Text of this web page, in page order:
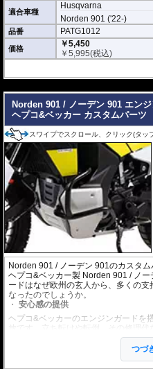
「P&A タンクグリップ BLOQ
グリップの際にタンクサイズに違和
す。パッド表面には適度な摩擦抵抗が
発揮します。
※取付キット付属 : 取り付けに便利な
シート、気泡の混入を防ぎ、きれい
す。
適合車種
Husqvarna
Norden 901 ('22-)
品番 PATG1012
価格
￥5,450
￥5,995(税込)
Norden 901 / ノーデン 901 エン
ヘプコ&ベッカー カスタムパーツ
スワイプでスクロール、クリック(タッ
Norden 901 / ノーデン 901のカスタム
ヘプコ&ベッカー製 Norden 901 / ノ
ードはなぜ欧州の玄人から、多くの支
なったのでしょうか。
安心感の提供
ヘプコ&ベッカーのエンジンガードを
放です。立ち転けや転倒、その修理
ヘプコ&ベッカーではツーリングを心
つづ